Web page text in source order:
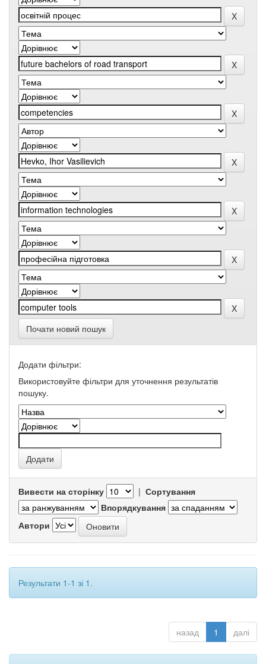
Почати новий пошук
Додати фільтри:
Використовуйте фільтри для уточнення результатів
пошуку.
Вивести на сторінку | Сортування
Впорядкування
Автори
Результати 1-1 зі 1.
назад 1 далі